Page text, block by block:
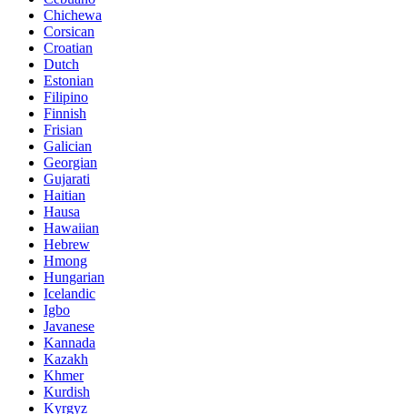
Chichewa
Corsican
Croatian
Dutch
Estonian
Filipino
Finnish
Frisian
Galician
Georgian
Gujarati
Haitian
Hausa
Hawaiian
Hebrew
Hmong
Hungarian
Icelandic
Igbo
Javanese
Kannada
Kazakh
Khmer
Kurdish
Kyrgyz